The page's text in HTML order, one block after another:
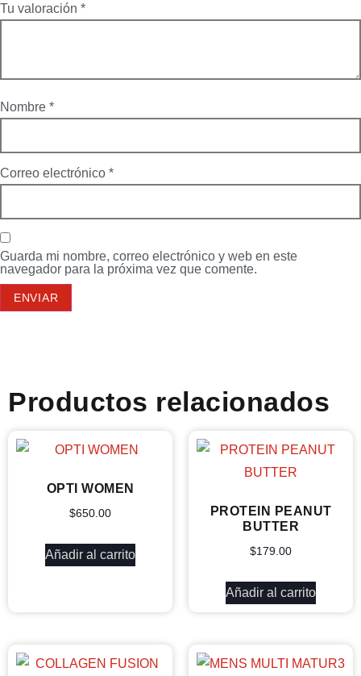
Tu valoración *
Nombre *
Correo electrónico *
Guarda mi nombre, correo electrónico y web en este
navegador para la próxima vez que comente.
Productos relacionados
OPTI WOMEN
$650.00
Añadir al carrito
PROTEIN PEANUT
BUTTER
$179.00
Añadir al carrito